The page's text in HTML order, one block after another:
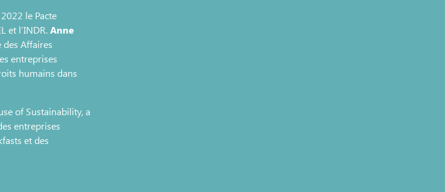
le Pacte
et l’INDR.Anne
Affaires
entreprises
humains dans
of Sustainability, a
entreprises
et des